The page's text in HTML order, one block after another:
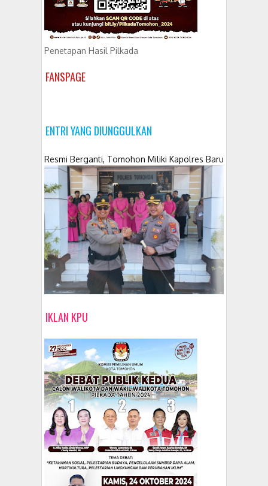
Penetapan Hasil Pilkada
FANSPAGE
ENTRI YANG DIUNGGULKAN
Resmi Berganti, Tomohon Miliki Kapolres Baru
IKLAN KPU